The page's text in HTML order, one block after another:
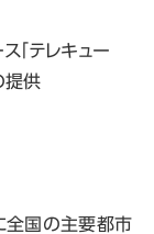
「テレキュー
提供
全国の主要都市